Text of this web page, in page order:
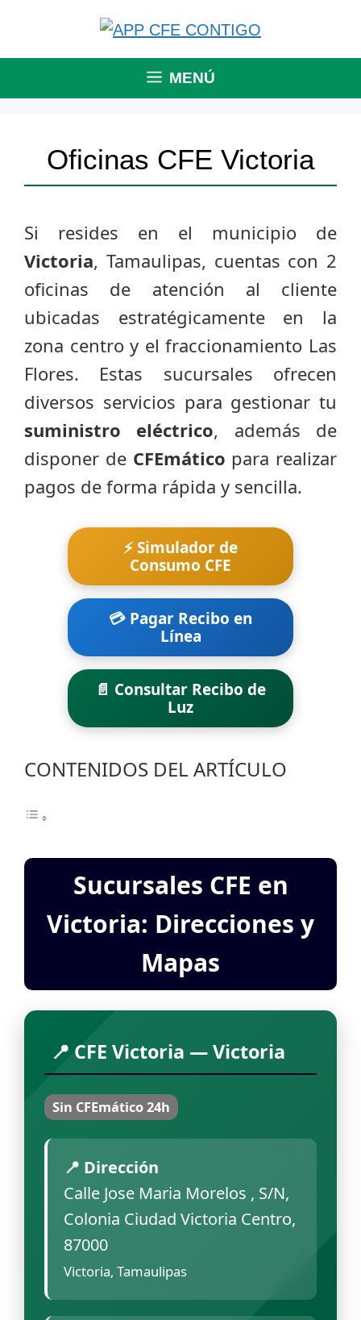
contenido
MENÚ
Oficinas CFE Victoria
Si resides en el municipio de
Victoria, Tamaulipas, cuentas con 2
oficinas de atención al cliente
ubicadas estratégicamente en la
zona centro y el fraccionamiento Las
Flores. Estas sucursales ofrecen
diversos servicios para gestionar tu
suministro eléctrico, además de
disponer de CFEmático para realizar
pagos de forma rápida y sencilla.
⚡ Simulador de
Consumo CFE
💳 Pagar Recibo en
Línea
📄 Consultar Recibo de
Luz
CONTENIDOS DEL ARTÍCULO
Sucursales CFE en
Victoria: Direcciones y
Mapas
📍 CFE Victoria — Victoria
Sin CFEmático 24h
📍 Dirección
Calle Jose Maria Morelos , S/N,
Colonia Ciudad Victoria Centro,
87000
Victoria, Tamaulipas